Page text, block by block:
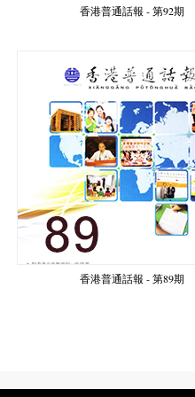
香港普通話報 - 第92期
香港普通話報 - 第89期